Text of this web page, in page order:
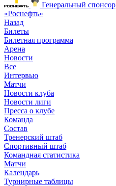
Генеральный спонсор
«Роснефть»
Назад
Билеты
Билетная программа
Арена
Новости
Все
Интервью
Матчи
Новости клуба
Новости лиги
Пресса о клубе
Команда
Состав
Тренерский штаб
Спортивный штаб
Командная статистика
Матчи
Календарь
Турнирные таблицы